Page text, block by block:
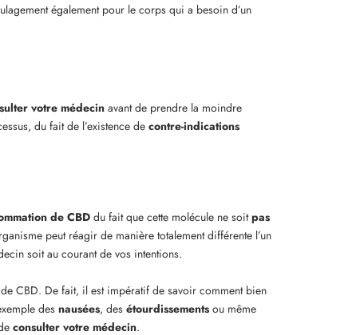
également pour le corps qui a besoin d’un
votre médecin avant de prendre la moindre
du fait de l’existence de contre-indications
de CBDdu fait que cette molécule ne soitpas
peut réagir de manière totalement différente l’un
soit au courant de vos intentions.
CBD. De fait, il est impératif de savoir comment bien
des nausées, des étourdissements ou même
consulter votre médecin.